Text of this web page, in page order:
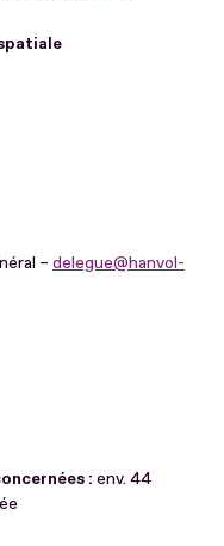
– delegue@hanvol-
: env. 44